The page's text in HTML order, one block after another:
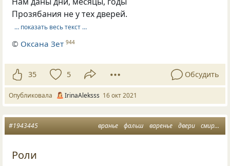
Прозябания не у тех дверей.
… показать весь текст …
© Оксана Зет 944
35 5 Обсудить
Опубликовала IrinaAleksss 16 окт 2021
вранье фальш варенье двери смиренье
#1943445
Роли